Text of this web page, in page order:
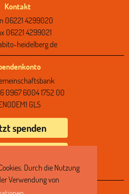
Durch die Nutzung
Verwendung von
Navigation
Kontakt
06221 4299020
06221 4299021
heidelberg.de
0967 6004 1752 00
GLS
spenden